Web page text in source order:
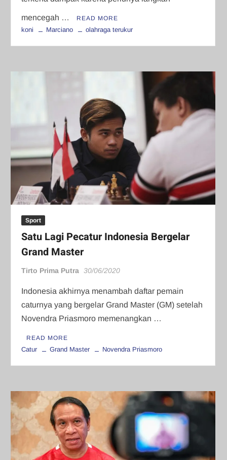
mencegah … READ MORE
koni Marciano olahraga terukur
Sport
Satu Lagi Pecatur Indonesia Bergelar
Grand Master
Tirto Prima Putra 30/06/2020
Indonesia akhirnya menambah daftar pemain
caturnya yang bergelar Grand Master (GM) setelah
Novendra Priasmoro memenangkan …
READ MORE
Catur Grand Master Novendra Priasmoro